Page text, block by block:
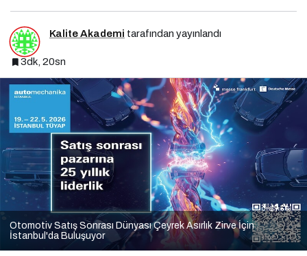
Kalite Akademi tarafından yayınlandı
3dk, 20sn
Otomotiv Satış Sonrası Dünyası Çeyrek Asırlık Zirve İçin
İstanbul'da Buluşuyor